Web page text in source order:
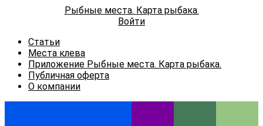
Рыбные места. Карта рыбака.
Войти
Статьи
Места клева
Приложение Рыбные места. Карта рыбака.
Публичная оферта
О компании